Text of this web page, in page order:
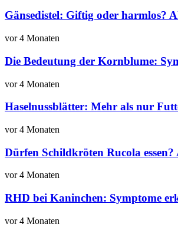
Gänsedistel: Giftig oder harmlos?
vor 4 Monaten
Die Bedeutung der Kornblume:
vor 4 Monaten
Haselnussblätter: Mehr als nur
vor 4 Monaten
Dürfen Schildkröten Rucola essen?
vor 4 Monaten
RHD bei Kaninchen: Symptome
vor 4 Monaten